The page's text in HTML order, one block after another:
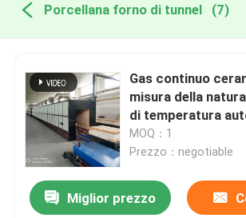
Porcellana forno di tunnel (7)
Gas continuo
misura della
di temperatura
forno di tunnel
MOQ：1
Prezzo：negotiable
Miglior prezzo